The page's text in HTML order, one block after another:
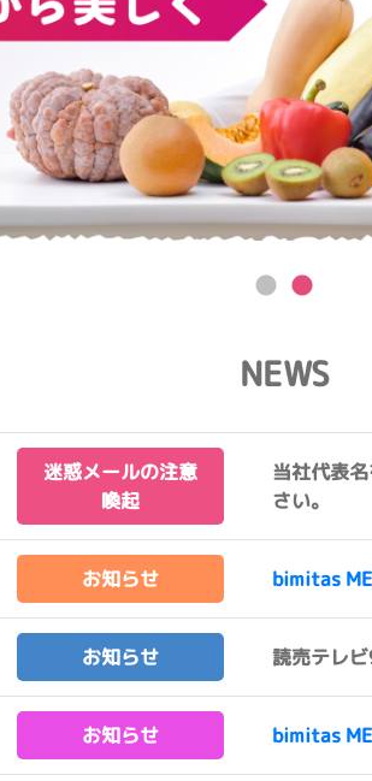
NEWS
迷惑メールの注意
喚起
当社代表
さい。
お知らせ bimitas
お知らせ 読売テレ
お知らせ bimitas